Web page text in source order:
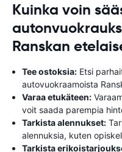
Kuinka voin
Ranskan
Tee ostoksia: Etsi
autovuokraamoista
Varaa etukäteen:
voit saada parempia
Tarkista alennukset:
alennuksia, kuten
Tarkista